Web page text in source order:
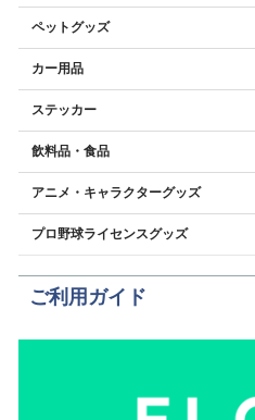
ペットグッズ
カー用品
ステッカー
飲料品・食品
アニメ・キャラクターグッズ
プロ野球ライセンスグッズ
ご利用ガイド